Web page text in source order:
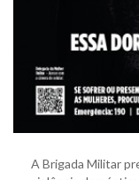
A Brigada Militar